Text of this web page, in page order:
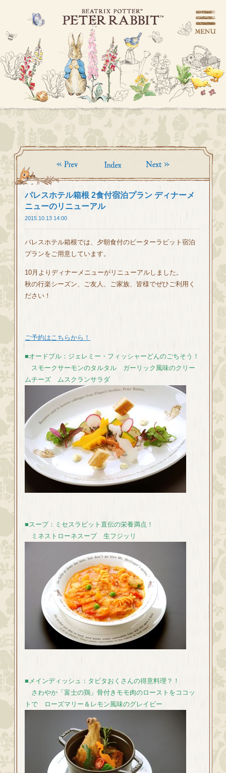
パレスホテル箱根 2食付宿泊プラン ディナーメ
ニューのリニューアル
2015.10.13 14:00
パレスホテル箱根では、夕朝食付のピーターラビット宿泊
プランをご用意しています。
10月よりディナーメニューがリニューアルしました。
秋の行楽シーズン、ご友人、ご家族、皆様でぜひご利用く
ださい！
ご予約はこちらから！
■オードブル：ジェレミー・フィッシャーどんのごちそう！
スモークサーモンのタルタル ガーリック風味のクリー
ムチーズ ムスクランサラダ
■スープ：ミセスラビット直伝の栄養満点！
ミネストローネスープ 生フジッリ
■メインディッシュ：タビタおくさんの得意料理？！
さわやか「富士の鶏」骨付きモモ肉のローストをココッ
トで ローズマリー＆レモン風味のグレイビー